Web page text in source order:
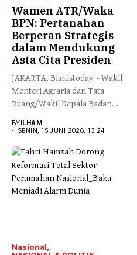
Wamen ATR/Waka
BPN: Pertanahan
Berperan Strategis
dalam Mendukung
Asta Cita Presiden
JAKARTA, Bisnistoday - Wakil
Menteri Agraria dan Tata
Ruang/Wakil Kepala Badan
BYILHAM
SENIN, 15 JUNI 2026, 13:24
Nasional